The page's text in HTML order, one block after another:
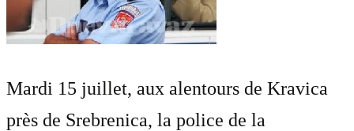
Mardi 15 juillet, aux alentours de Kravica
près de Srebrenica, la police de la